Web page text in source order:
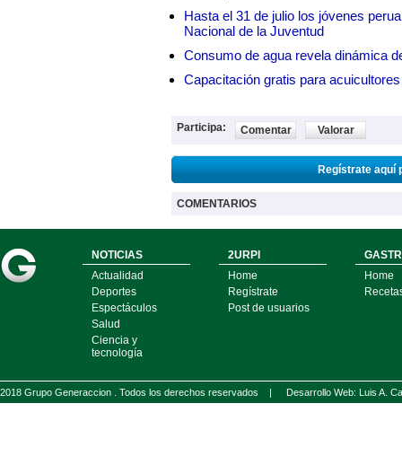
Hasta el 31 de julio los jóvenes
Nacional de la Juventud
Consumo de agua revela dinámica
Capacitación gratis para
Participa: Comentar Valorar
Regístrate aquí
COMENTARIOS
NOTICIAS
Actualidad
Deportes
Espectáculos
Salud
Ciencia y
tecnología
2URPI
Home
Regístrate
Post de usuarios
Home
2018 Grupo Generaccion . Todos los derechos reservados | Desarrollo Web: Luis